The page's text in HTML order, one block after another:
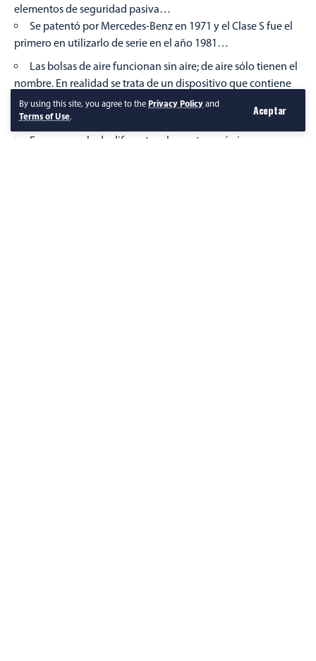
By using this site, you agree to the Privacy Policy and
Terms of Use. Aceptar
elementos de seguridad pasiva…
Se patentó por Mercedes-Benz en 1971 y el Clase S fue el
primero en utilizarlo de serie en el año 1981…
Las bolsas de aire funcionan sin aire; de aire sólo tienen el
nombre. En realidad se trata de un dispositivo que contiene
una bolsa de nylon y son infladas gracias a una reacción
química por detonación…
Es una mezcla de diferentes elementos químicos que